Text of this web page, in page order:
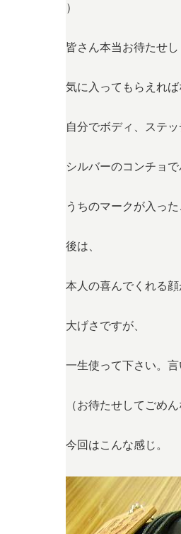
）
皆さん本当お待たせし
気に入ってもらえれば
自分でボディ、ステ
シルバーのコンチョ
うちのマークが入っ
後は、
本人の喜んでくれる顔
大げさですが、
一生使って下さい。
（お待たせしてごめん
今回はこんな感じ。